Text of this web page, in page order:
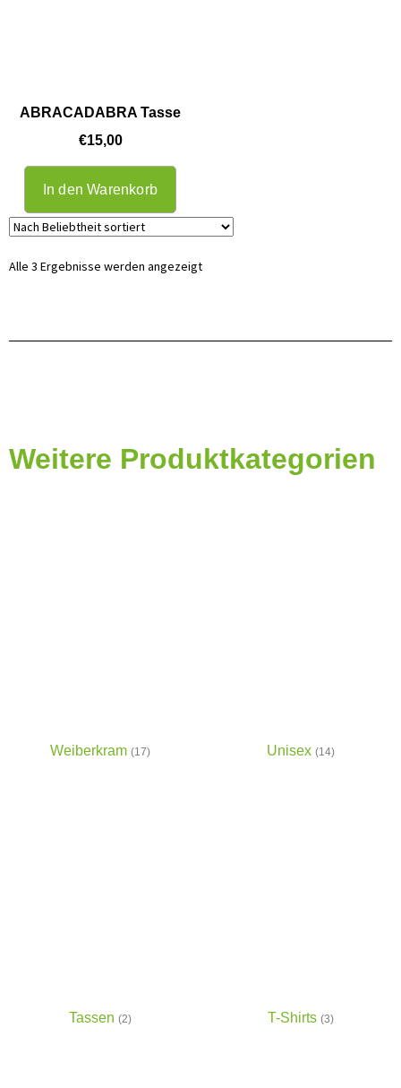
ABRACADABRA Tasse
€15,00
In den Warenkorb
Alle 3 Ergebnisse werden angezeigt
Weitere Produktkategorien
Weiberkram (17) Unisex (14)
Tassen (2) T-Shirts (3)